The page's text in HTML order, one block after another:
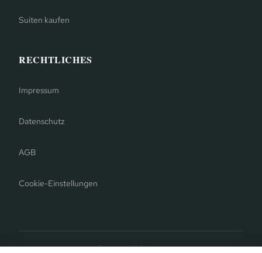
Suiten kaufen
RECHTLICHES
Impressum
Datenschutz
AGB
Cookie-Einstellungen
Bergauer Selection